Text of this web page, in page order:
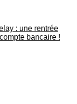
: une rentrée
bancaire !